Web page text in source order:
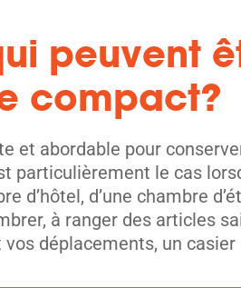
peuvent
compact?
et abordable pour
particulièrement le cas
d’hôtel, d’une chambre
à ranger des articles
déplacements, un